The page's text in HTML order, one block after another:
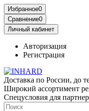
Избранное0
Сравнение0
Личный кабинет
Авторизация
Регистрация
Доставка по России, до
Широкий ассортимент
Спецусловия для